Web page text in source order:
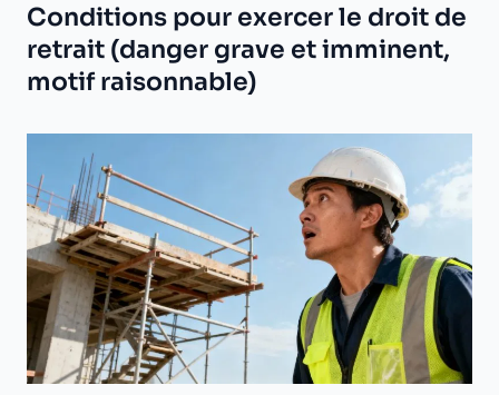
Conditions pour exercer le droit de
retrait (danger grave et imminent,
motif raisonnable)